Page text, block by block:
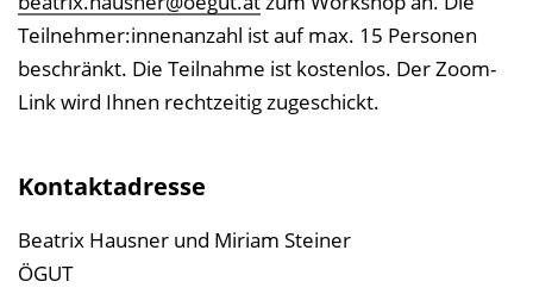
Teilnehmer:innenanzahl ist auf max. 15 Personen
beschränkt. Die Teilnahme ist kostenlos. Der Zoom-
Link wird Ihnen rechtzeitig zugeschickt.
Kontaktadresse
Beatrix Hausner und Miriam Steiner
ÖGUT